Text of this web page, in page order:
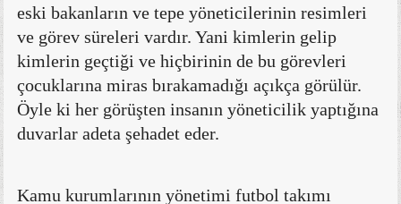
eski bakanların ve tepe yöneticilerinin resimleri
ve görev süreleri vardır. Yani kimlerin gelip
kimlerin geçtiği ve hiçbirinin de bu görevleri
çocuklarına miras bırakamadığı açıkça görülür.
Öyle ki her görüşten insanın yöneticilik yaptığına
duvarlar adeta şehadet eder.
Kamu kurumlarının yönetimi futbol takımı